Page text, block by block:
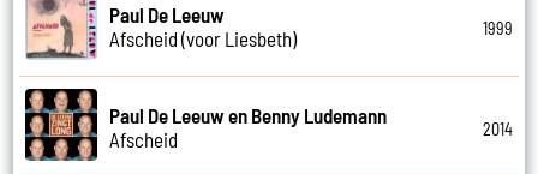
Paul De Leeuw
Afscheid (voor Liesbeth)
1999
Paul De Leeuw en Benny Ludemann
Afscheid
2014